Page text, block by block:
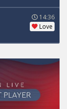
14:36
Love